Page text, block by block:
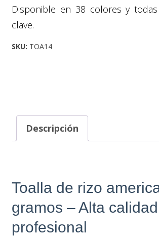
Disponible en 38 colores y
clave.
SKU: TOA14
Descripción
Toalla de rizo
gramos – Alta calidad
profesional